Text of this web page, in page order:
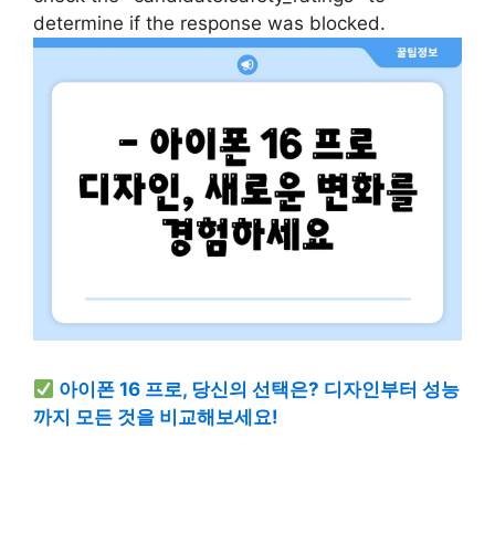
determine if the response was blocked.
아이폰 16 프로, 당신의 선택은? 디자인부터 성능
까지 모든 것을 비교해보세요!